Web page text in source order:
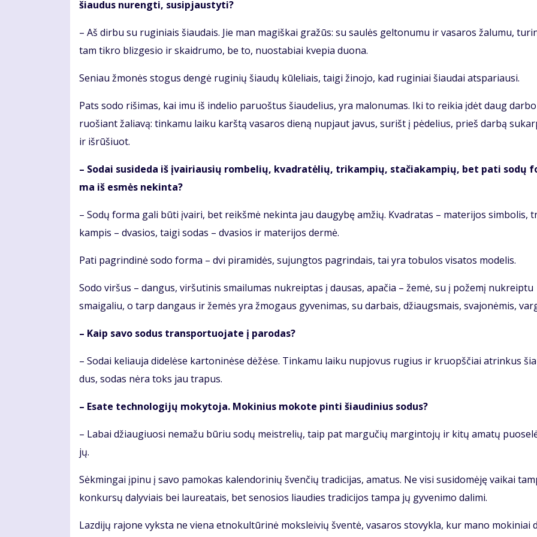
šiau­dus nu­reng­ti, su­si­pjaus­ty­ti?
– Aš dir­bu su ru­gi­niais šiau­dais. Jie man ma­giš­kai gra­žūs: su sau­lės gel­to­nu­mu ir va­sa­ros ža­lu­mu,
tam tik­ro bliz­ge­sio ir skaid­ru­mo, be to, nuo­sta­biai kve­pia duo­na.
Se­niau žmo­nės sto­gus den­gė ru­gi­nių šiau­dų kū­le­liais, tai­gi ži­no­jo, kad ru­gi­niai šiau­dai at­spa­riau­si.
Pats so­do ri­ši­mas, kai imu iš in­de­lio pa­ruoš­tus šiau­de­lius, yra ma­lo­nu­mas. Iki to rei­kia įdėt daug dar­bo
ruo­šiant ža­lia­vą: tin­ka­mu lai­ku karš­tą va­sa­ros die­ną nu­pjaut ja­vus, su­rišt į pė­de­lius, prieš dar­bą
ir iš­rū­šiuot.
– So­dai su­si­de­da iš įvai­riau­sių rom­be­lių, kvad­ra­tė­lių, tri­kam­pių, sta­čia­kam­pių, bet pa­ti so­dų
ma iš es­mės ne­kin­ta?
– So­dų for­ma ga­li bū­ti įvai­ri, bet reikš­mė ne­kin­ta jau dau­gy­bę am­žių. Kvad­ra­tas – ma­te­ri­jos sim­bo­lis,
kam­pis – dva­sios, tai­gi so­das – dva­sios ir ma­te­ri­jos der­mė.
Pa­ti pa­grin­di­nė so­do for­ma – dvi pi­ra­mi­dės, su­jung­tos pa­grin­dais, tai yra to­bu­los vi­sa­tos mo­de­lis.
So­do vir­šus – dan­gus, vir­šu­ti­nis smai­lu­mas nu­kreip­tas į dau­sas, apa­čia – že­mė, su į po­že­mį nu­kreip­tu
smai­ga­liu, o tarp dan­gaus ir že­mės yra žmo­gaus gy­ve­ni­mas, su dar­bais, džiaugs­mais, sva­jo­nė­mis,
– Kaip sa­vo so­dus trans­por­tuo­ja­te į pa­ro­das?
– So­dai ke­liau­ja di­de­lė­se kar­to­ni­nė­se dė­žė­se. Tin­ka­mu lai­ku nu­pjo­vus ru­gius ir kruopš­čiai at­rin­kus
dus, so­das nė­ra toks jau tra­pus.
– Esa­te tech­no­lo­gi­jų mo­ky­to­ja. Mo­ki­nius mo­ko­te pin­ti šiau­di­nius so­dus?
– La­bai džiau­giuo­si ne­ma­žu bū­riu so­dų meist­re­lių, taip pat mar­gu­čių mar­gin­to­jų ir ki­tų ama­tų
jų.
Sėk­min­gai įpi­nu į sa­vo pa­mo­kas ka­len­do­ri­nių šven­čių tra­di­ci­jas, ama­tus. Ne vi­si su­si­do­mė­ję vai­kai
kon­kur­sų da­ly­viais bei lau­re­a­tais, bet se­no­sios liau­dies tra­di­ci­jos tam­pa jų gy­ve­ni­mo da­li­mi.
Laz­di­jų ra­jo­ne vyks­ta ne vie­na et­no­kul­tū­ri­nė moks­lei­vių šven­tė, va­sa­ros sto­vyk­la, kur ma­no mo­ki­niai